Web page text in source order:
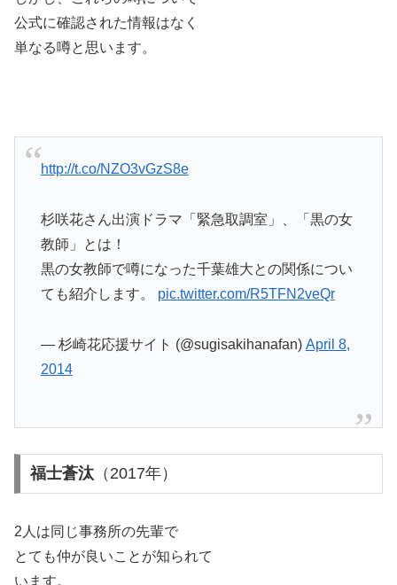
公式に確認された情報はなく
単なる噂と思います。
http://t.co/NZO3vGzS8e
杉咲花さん出演ドラマ「緊急取調室」、「黒の女
教師」とは！
黒の女教師で噂になった千葉雄大との関係につい
ても紹介します。 pic.twitter.com/R5TFN2veQr
— 杉崎花応援サイト (@sugisakihanafan) April 8,
2014
福士蒼汰（2017年）
2人は同じ事務所の先輩で
とても仲が良いことが知られて
います。